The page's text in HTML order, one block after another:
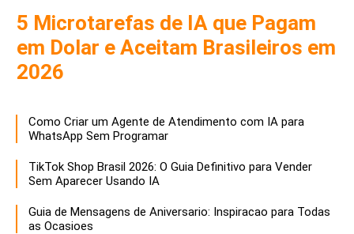
5 Microtarefas de IA que Pagam
em Dolar e Aceitam Brasileiros em
2026
Como Criar um Agente de Atendimento com IA para
WhatsApp Sem Programar
TikTok Shop Brasil 2026: O Guia Definitivo para Vender
Sem Aparecer Usando IA
Guia de Mensagens de Aniversario: Inspiracao para Todas
as Ocasioes